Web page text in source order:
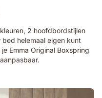
2 hoofdbordstijlen
helemaal eigen kunt
Emma Original Boxspring